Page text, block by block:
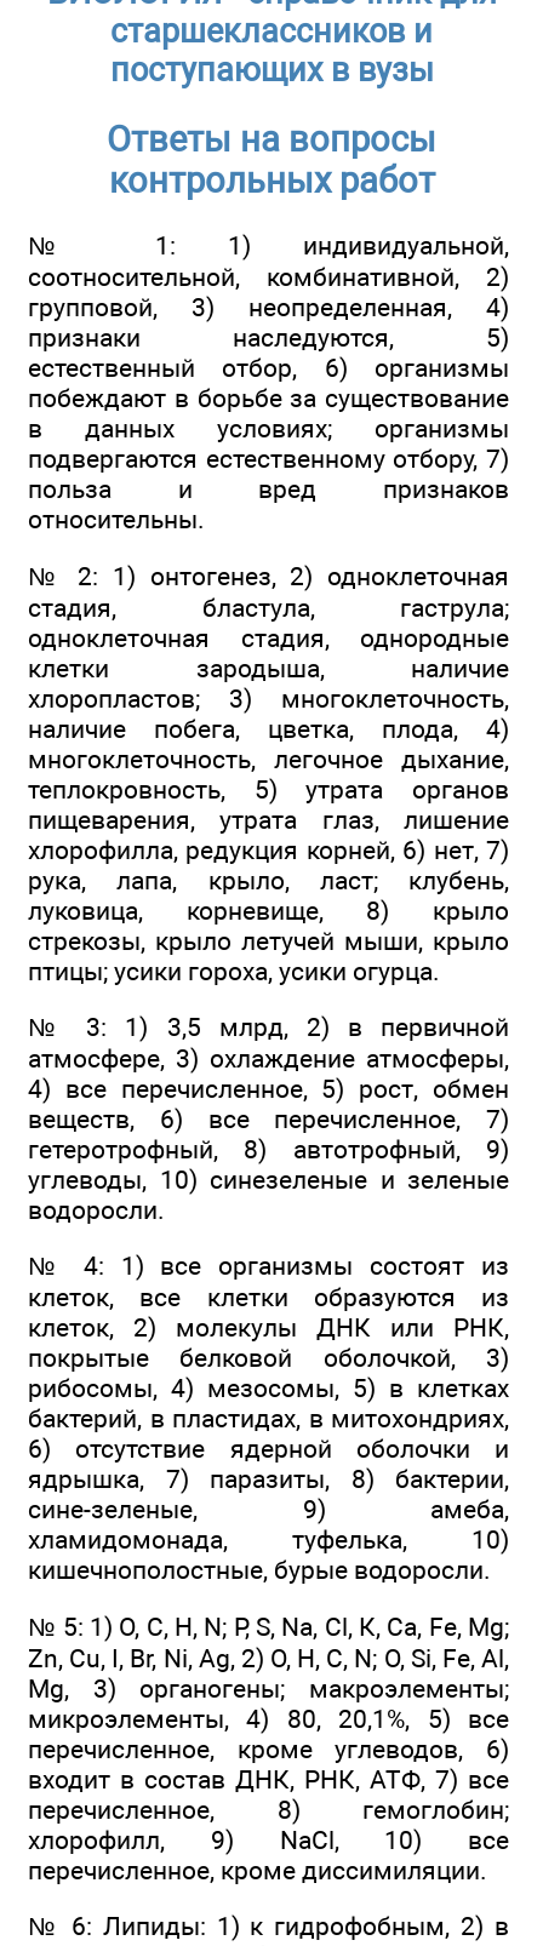
старшеклассников и
поступающих в вузы
Ответы на вопросы
контрольных работ
№ 1: 1) индивидуальной,
соотносительной, комбинативной, 2)
групповой, 3) неопределенная, 4)
признаки наследуются, 5)
естественный отбор, 6) организмы
побеждают в борьбе за существование
в данных условиях; организмы
подвергаются естественному отбору, 7)
польза и вред признаков
относительны.
№ 2: 1) онтогенез, 2) одноклеточная
стадия, бластула, гаструла;
одноклеточная стадия, однородные
клетки зародыша, наличие
хлоропластов; 3) многоклеточность,
наличие побега, цветка, плода, 4)
многоклеточность, легочное дыхание,
теплокровность, 5) утрата органов
пищеварения, утрата глаз, лишение
хлорофилла, редукция корней, 6) нет, 7)
рука, лапа, крыло, ласт; клубень,
луковица, корневище, 8) крыло
стрекозы, крыло летучей мыши, крыло
птицы; усики гороха, усики огурца.
№ 3: 1) 3,5 млрд, 2) в первичной
атмосфере, 3) охлаждение атмосферы,
4) все перечисленное, 5) рост, обмен
веществ, 6) все перечисленное, 7)
гетеротрофный, 8) автотрофный, 9)
углеводы, 10) синезеленые и зеленые
водоросли.
№ 4: 1) все организмы состоят из
клеток, все клетки образуются из
клеток, 2) молекулы ДНК или РНК,
покрытые белковой оболочкой, 3)
рибосомы, 4) мезосомы, 5) в клетках
бактерий, в пластидах, в митохондриях,
6) отсутствие ядерной оболочки и
ядрышка, 7) паразиты, 8) бактерии,
сине-зеленые, 9) амеба,
хламидомонада, туфелька, 10)
кишечнополостные, бурые водоросли.
№ 5: 1) О, С, Н, N; Р, S, Na, Cl, К, Са, Fe, Mg;
Zn, Сu, I, Br, Ni, Ag, 2) O, H, C, N; O, Si, Fe, Al,
Mg, 3) органогены; макроэлементы;
микроэлементы, 4) 80, 20,1%, 5) все
перечисленное, кроме углеводов, 6)
входит в состав ДНК, РНК, АТФ, 7) все
перечисленное, 8) гемоглобин;
хлорофилл, 9) NaCl, 10) все
перечисленное, кроме диссимиляции.
№ 6: Липиды: 1) к гидрофобным, 2) в